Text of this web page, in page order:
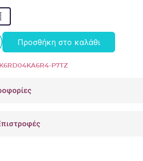
Προσθήκη στο καλάθι
K6RD04KA6R4-P7TZ